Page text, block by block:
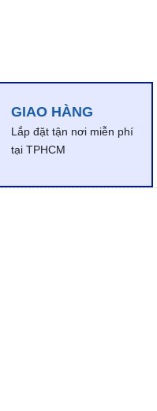
GIAO HÀNG
Lắp đặt tận nơi miễn phí
tại TPHCM